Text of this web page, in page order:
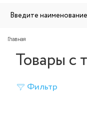
Главная
Товары с
Фильтр